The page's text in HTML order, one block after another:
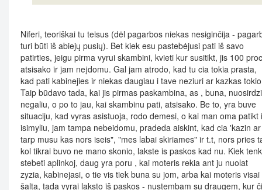
Niferi, teoriškai tu teisus (dėl pagarbos niekas nesiginčija -
turi būti iš abiejų pusių). Bet kiek esu pastebėjusi pati iš savo
patirties, jeigu pirma vyrui skambini, kvieti kur susitikt, jis 100 proc
atsisako ir jam neįdomu. Gal jam atrodo, kad tu cia tokia prasta,
kad pati kabinejies ir niekas daugiau i tave neziuri ar kazkas tokio
Taip būdavo tada, kai jis pirmas paskambina, as , buna,
negaliu, o po to jau, kai skambinu pati, atsisako. Be to, yra buve
situaciju, kad vyras asistuoja, rodo demesi, o kai man oma patikt
isimyliu, jam tampa nebeidomu, pradeda aiskint, kad cia 'kazin ar
tarp musu kas nors iseis", "mes labai skiriames" ir t.t, nors pries
kol tikrai buvo ne mano skonio, lakste is paskos kad nu. Kiek
stebeti aplinkoj, daug yra poru , kai moteris rekia ant ju nuolat
zyzia, kabinejasi, o tie vis tiek buna su jom, arba kai moteris visai
šalta, tada vyrai laksto iš paskos - nustembam su draugem, kur